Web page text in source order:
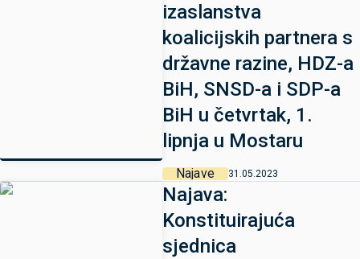
izaslanstva
koalicijskih partnera s
državne razine, HDZ-a
BiH, SNSD-a i SDP-a
BiH u četvrtak, 1.
lipnja u Mostaru
Najave 31.05.2023
Najava:
Konstituirajuća
sjednica